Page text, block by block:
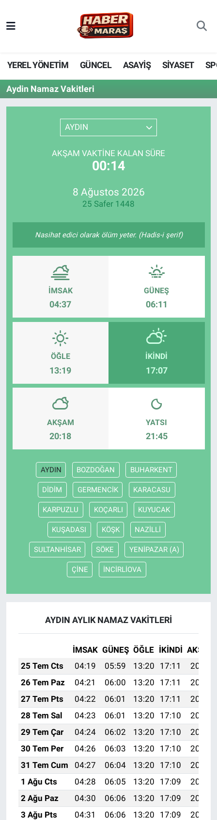
YEREL YÖNETİM GÜNCEL ASAYİŞ SİYASET
Aydin Namaz Vakitleri
AYDIN
AKŞAM VAKTINE KALAN SÜRE
00:14
8 Ağustos 2026
25 Safer 1448
Nasihat edici olarak ölüm yeter. (Hadis-i şerif)
İMSAK
04:37
GÜNEŞ
06:11
ÖĞLE
13:19
İKINDI
17:07
AKŞAM
20:18
YATSI
21:45
AYDIN BOZDOĞAN BUHARKENT
DİDİM GERMENCİK KARACASU
KARPUZLU KOÇARLI KUYUCAK
KUŞADASI KÖŞK NAZİLLİ
SULTANHİSAR SÖKE YENİPAZAR (A)
ÇİNE İNCİRLİOVA
AYDIN AYLIK NAMAZ VAKITLERI
İMSAK GÜNEŞ ÖĞLE İKINDI AKŞAM
25 Tem Cts
04:19 05:59 13:20 17:11
20:31
26 Tem Paz
04:21 06:00 13:20 17:11
20:31
27 Tem Pts
04:22 06:01 13:20 17:11
20:30
28 Tem Sal
04:23 06:01 13:20 17:10
20:29
29 Tem Çar
04:24 06:02 13:20 17:10
20:28
30 Tem Per
04:26 06:03 13:20 17:10
20:27
31 Tem Cum
04:27 06:04 13:20 17:10
20:26
1 Ağu Cts
04:28 06:05 13:20 17:09
20:25
2 Ağu Paz
04:30 06:06 13:20 17:09
20:24
3 Ağu Pts
04:31 06:06 13:20 17:09
20:23
YEREL YÖNETİM
GÜNCEL
BİLİM VE TEKNOLOJİ
SAĞLIK
EĞİTİM
ASAYİŞ
MAGAZİN
KÜLTÜR-SANAT
ÇEVRE
Nöbetçi Eczaneler
Hava Durumu
Trafik Durumu
Tüm Manşetler
Son Dakika Haberleri